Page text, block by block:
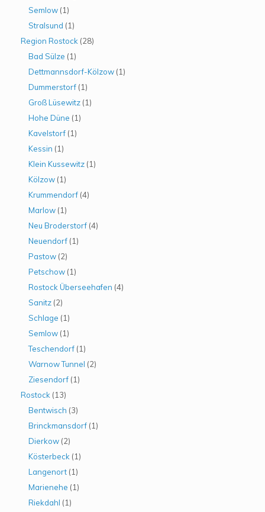
Semlow (1)
Stralsund (1)
Region Rostock (28)
Bad Sülze (1)
Dettmannsdorf-Kölzow (1)
Dummerstorf (1)
Groß Lüsewitz (1)
Hohe Düne (1)
Kavelstorf (1)
Kessin (1)
Klein Kussewitz (1)
Kölzow (1)
Krummendorf (4)
Marlow (1)
Neu Broderstorf (4)
Neuendorf (1)
Pastow (2)
Petschow (1)
Rostock Überseehafen (4)
Sanitz (2)
Schlage (1)
Semlow (1)
Teschendorf (1)
Warnow Tunnel (2)
Ziesendorf (1)
Rostock (13)
Bentwisch (3)
Brinckmansdorf (1)
Dierkow (2)
Kösterbeck (1)
Langenort (1)
Marienehe (1)
Riekdahl (1)